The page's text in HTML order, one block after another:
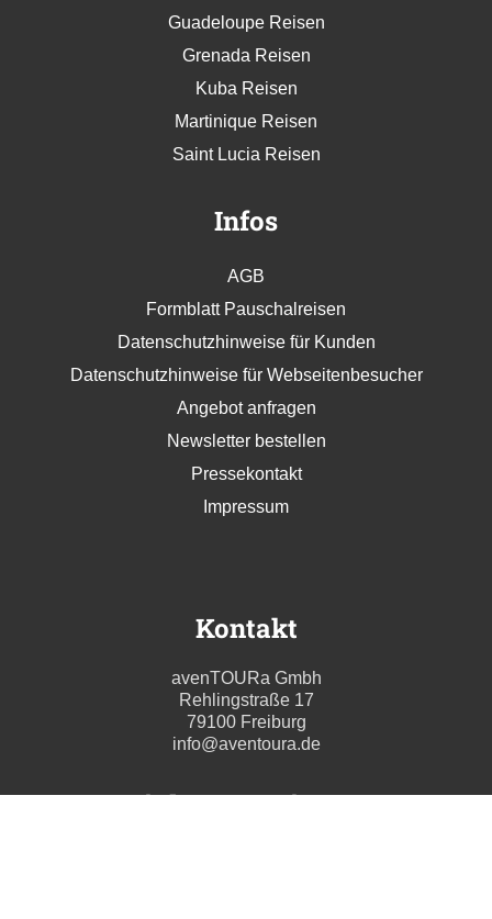
Guadeloupe Reisen
Grenada Reisen
Kuba Reisen
Martinique Reisen
Saint Lucia Reisen
Infos
AGB
Formblatt Pauschalreisen
Datenschutzhinweise für Kunden
Datenschutzhinweise für Webseitenbesucher
Angebot anfragen
Newsletter bestellen
Pressekontakt
Impressum
Kontakt
avenTOURa Gmbh
Rehlingstraße 17
79100 Freiburg
info@aventoura.de
Wir beraten Sie gern